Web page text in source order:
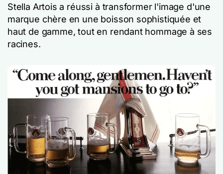
Stella Artois a réussi à transformer l'image d'une
marque chère en une boisson sophistiquée et
haut de gamme, tout en rendant hommage à ses
racines.